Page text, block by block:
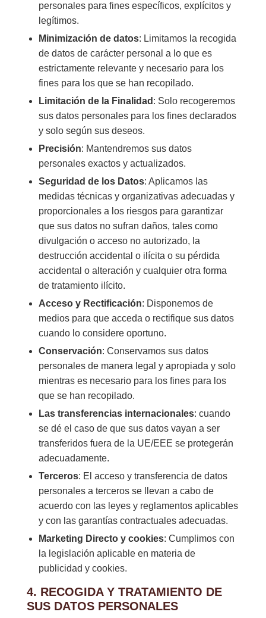
personales para fines específicos, explícitos y
legítimos.
Minimización de datos: Limitamos la recogida
de datos de carácter personal a lo que es
estrictamente relevante y necesario para los
fines para los que se han recopilado.
Limitación de la Finalidad : Solo recogeremos
sus datos personales para los fines declarados
y solo según sus deseos.
Precisión: Mantendremos sus datos
personales exactos y actualizados.
Seguridad de los Datos: Aplicamos las
medidas técnicas y organizativas adecuadas y
proporcionales a los riesgos para garantizar
que sus datos no sufran daños, tales como
divulgación o acceso no autorizado, la
destrucción accidental o ilícita o su pérdida
accidental o alteración y cualquier otra forma
de tratamiento ilícito.
Acceso y Rectificación: Disponemos de
medios para que acceda o rectifique sus datos
cuando lo considere oportuno.
Conservación: Conservamos sus datos
personales de manera legal y apropiada y solo
mientras es necesario para los fines para los
que se han recopilado.
Las transferencias internacionales: cuando
se dé el caso de que sus datos vayan a ser
transferidos fuera de la UE/EEE se protegerán
adecuadamente.
Terceros: El acceso y transferencia de datos
personales a terceros se llevan a cabo de
acuerdo con las leyes y reglamentos aplicables
y con las garantías contractuales adecuadas.
Marketing Directo y cookies: Cumplimos con
la legislación aplicable en materia de
publicidad y cookies.
4. RECOGIDA Y TRATAMIENTO DE
SUS DATOS PERSONALES